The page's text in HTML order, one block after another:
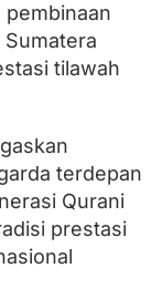
tilawah
terdepan
Qurani
prestasi